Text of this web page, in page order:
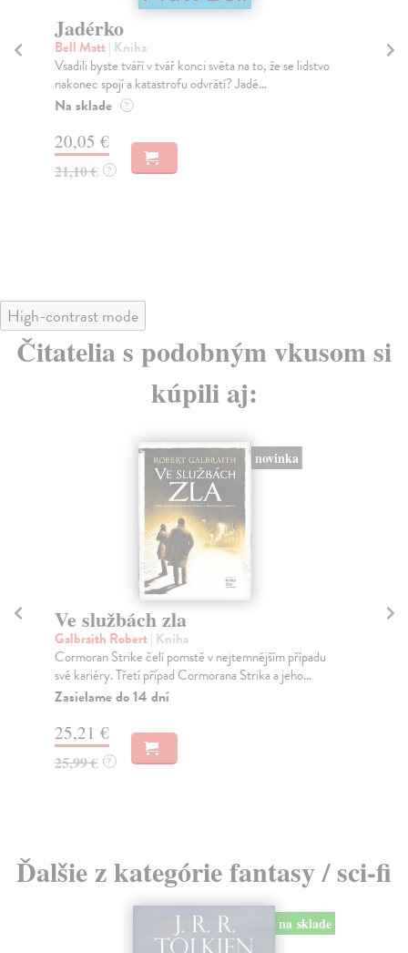
Jadérko
Bell Matt| Kniha
Vsadili byste tváří v tvář konci světa na to, že se lidstvo
nakonec spojí a katastrofu odvrátí? Jadé...
Na sklade ?
20,05 €
21,10 € ?
High-contrast mode
Čitatelia s podobným vkusom si
kúpili aj:
novinka
Ve službách zla
Galbraith Robert| Kniha
Cormoran Strike čelí pomstě v nejtemnějším případu
své kariéry. Třetí případ Cormorana Strika a jeho...
Zasielame do 14 dní
25,21 €
25,99 € ?
Ďalšie z kategórie fantasy / sci-fi
na sklade